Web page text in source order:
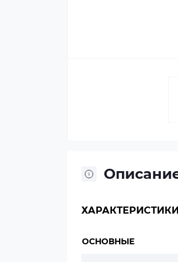
ХАРАКТЕРИСТИКИ
ОСНОВНЫЕ